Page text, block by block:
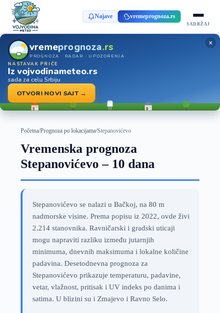
Najave vremeprognoza.rs
SADRŽAJ
vremeprognoza.rs
PROGNOZA · RADAR · UPOZORENJA
NASTAVAK PRIČE
Iz vojvodinameteo.rs
sada za celu Srbiju
OTVORI NOVI SAJT →
×
Početna/Prognoza po lokacijama/Stepanovićevo
Vremenska prognoza
Stepanovićevo – 10 dana
Stepanovićevo se nalazi u Bačkoj, na 80 m
nadmorske visine. Prema popisu iz 2022, ovde živi
2.214 stanovnika. Ravničarski i gradski uticaji
mogu napraviti razliku između jutarnjih
minimuma, dnevnih maksimuma i lokalne količine
padavina. Desetodnevna prognoza za
Stepanovićevo prikazuje temperaturu, padavine,
vetar, vlažnost, pritisak i UV indeks po danima i
satima. U blizini su i Zmajevo i Ravno Selo.